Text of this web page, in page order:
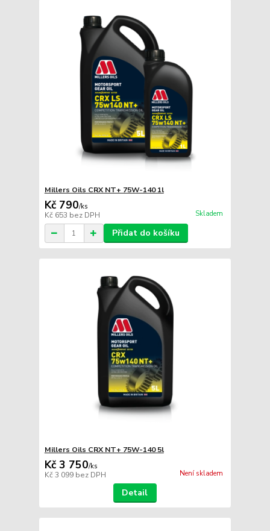
Millers Oils CRX NT+ 75W-140 1l
Kč 790/ks
Kč 653 bez DPH Skladem
Přidat do košíku
Millers Oils CRX NT+ 75W-140 5l
Kč 3 750/ks
Kč 3 099 bez DPH Není skladem
Detail